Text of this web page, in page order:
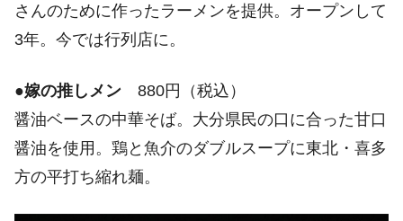
さんのために作ったラーメンを提供。オープンして
3年。今では行列店に。
●嫁の推しメン 880円（税込）
醤油ベースの中華そば。大分県民の口に合った甘口
醤油を使用。鶏と魚介のダブルスープに東北・喜多
方の平打ち縮れ麺。